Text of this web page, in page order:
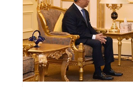
Kabinet
Sepakat
Darurat?
PM
Dijangka